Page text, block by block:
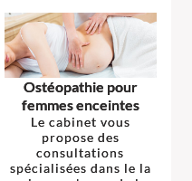
Ostéopathie pour
femmes enceintes
Le cabinet vous
propose des
consultations
spécialisées dans le la